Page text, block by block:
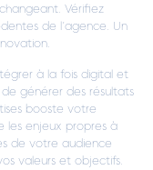
Vérifiez
de l’agence. Un
à la fois digital et
générer des résultats
booste votre
les enjeux propres à
de votre audience
valeurs et objectifs.